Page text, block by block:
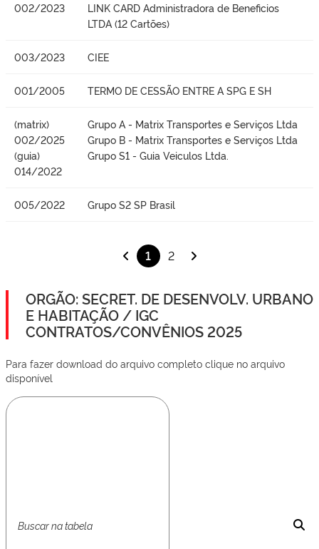
002/2023
LINK CARD Administradora de Beneficios
LTDA (12 Cartões)
003/2023 CIEE
001/2005 TERMO DE CESSÃO ENTRE A SPG E SH
(matrix)
002/2025
(guia)
014/2022
Grupo A - Matrix Transportes e Serviços Ltda
Grupo B - Matrix Transportes e Serviços Ltda
Grupo S1 - Guia Veiculos Ltda.
005/2022 Grupo S2 SP Brasil
1 2
ORGÃO: SECRET. DE DESENVOLV. URBANO
E HABITAÇÃO / IGC
CONTRATOS/CONVÊNIOS 2025
Para fazer download do arquivo completo clique no arquivo
disponível